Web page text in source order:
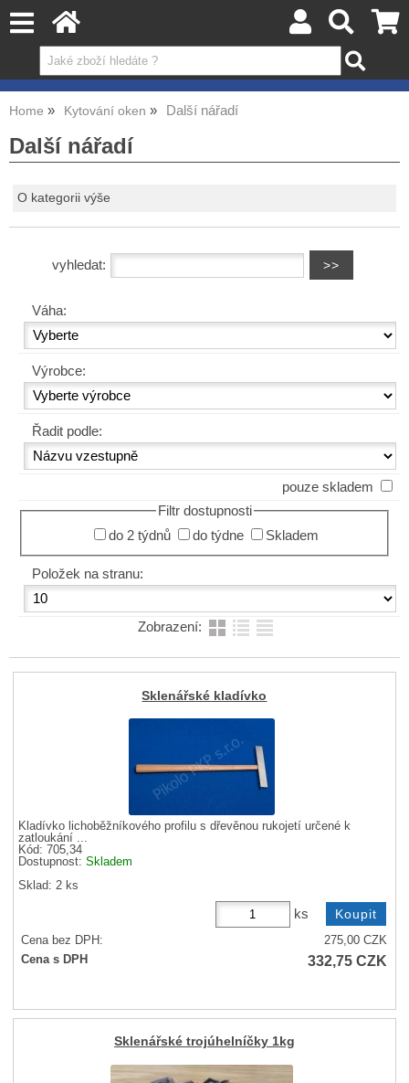
Home Kytování oken Další nářadí
Další nářadí
O kategorii výše
vyhledat:
Váha:
Výrobce:
Řadit podle:
pouze skladem
Filtr dostupnosti
do 2 týdnů
do týdne Skladem
Položek na stranu:
Zobrazení:
Sklenářské kladívko
Kladívko lichoběžníkového profilu s dřevěnou rukojetí určené k
zatloukání ...
Kód: 705,34
Dostupnost:Skladem
Sklad: 2 ks
ks
Cena bez DPH: 275,00CZK
Cena s DPH
332,75CZK
Sklenářské trojúhelníčky 1kg